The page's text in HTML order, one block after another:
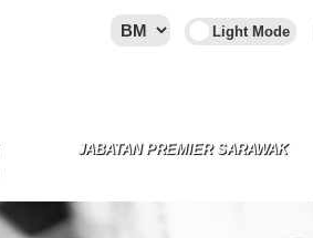
JABATAN PREMIER SARAWAK